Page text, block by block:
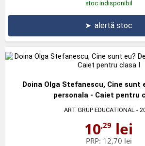
stoc indisponibil
➤ alertă stoc
Doina Olga Stefanescu, Cine sunt
personala - Caiet pentru
ART GRUP EDUCATIONAL -
10,29 lei
PRP: 12,70 lei